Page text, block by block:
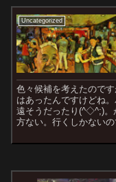
Uncategorized
色々候補を考えたので
はあったんですけどね
遠そうだったり(^◇^;)。
方ない。行くしかない